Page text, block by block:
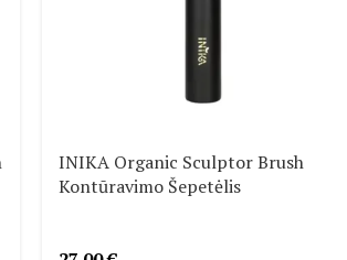
INIKA Organic Sculptor Brush
Kontūravimo Šepetėlis